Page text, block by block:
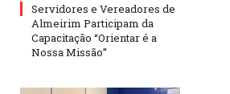
Servidores e Vereadores de
Almeirim Participam da
Capacitação “Orientar é a
Nossa Missão”